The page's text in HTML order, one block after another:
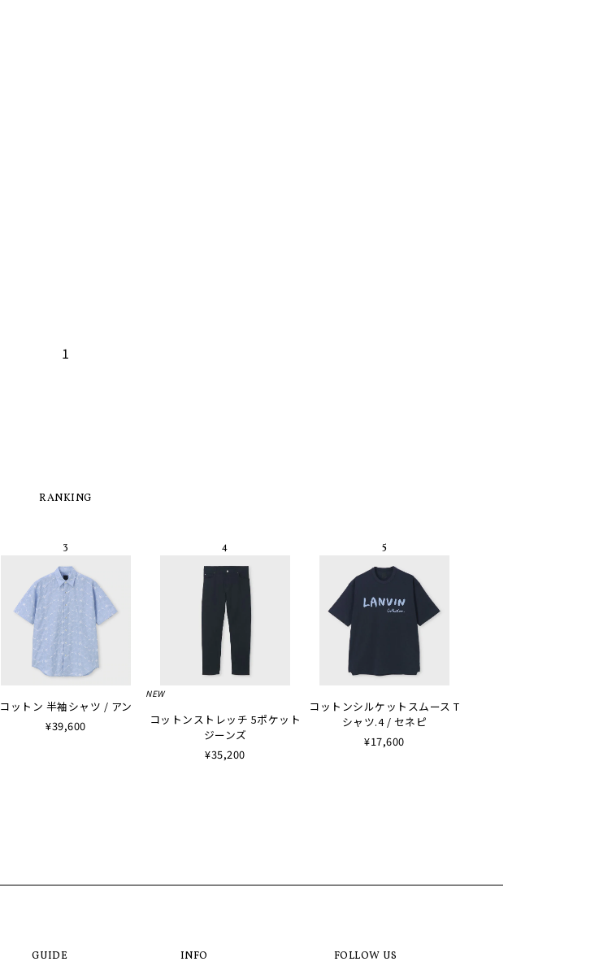
1
RANKING
コットン 半袖シャツ / アン
¥39,600
NEW
コットンストレッチ 5ポケット
ジーンズ
¥35,200
コットンシルケットスムース T
シャツ.4 / セネピ
¥17,600
GUIDE INFO FOLLOW US